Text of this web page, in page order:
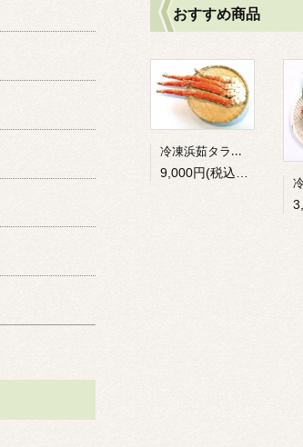
おすすめ商品
冷凍浜茹タラバ足 800g前後